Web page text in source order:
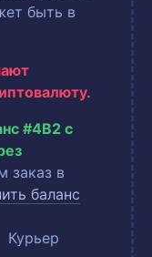
быть в
#4B2 с
заказ в
баланс
Курьер